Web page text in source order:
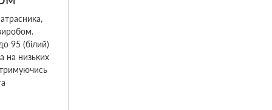
95 (білий)
на низьких